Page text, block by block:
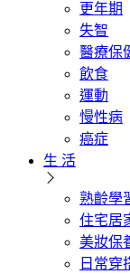
更年期
失智
醫療保
飲食
運動
慢性病
癌症
生 活
熟齡學
住宅居
美妝保
日常穿